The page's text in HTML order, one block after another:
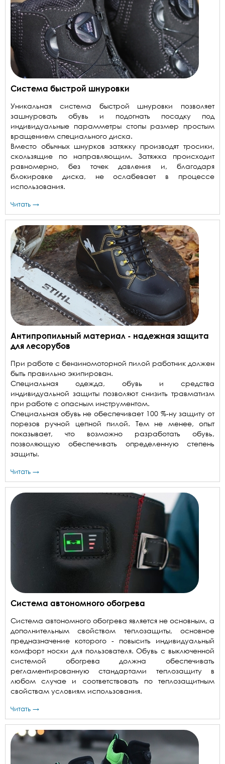
Система быстрой шнуровки
Уникальная система быстрой шнуровки позволяет
зашнуровать обувь и подогнать посадку под
индивидуальные парамметры стопы размер простым
вращением специального диска.
Вместо обычных шнурков затяжку производят тросики,
скользящие по направляющим. Затяжка происходит
равномерно, без точек давления и, благодаря
блокировке диска, не ослабевает в процессе
использования.
Читать →
Антипропильный материал - надежная защита
для лесорубов
При работе с бензиномоторной пилой работник должен
быть правильно экипирован.
Специальная одежда, обувь и средства
индивидуальной защиты позволяют снизить травматизм
при работе с опасным инструментом.
Специальная обувь не обеспечивает 100 %-ну защиту от
порезов ручной цепной пилой. Тем не менее, опыт
показывает, что возможно разработать обувь,
позволяющую обеспечивать определенную степень
защиты.
Читать →
Система автономного обогрева
Система автономного обогрева является не основным, а
дополнительным свойством теплозащиты, основное
предназначение которого - повысить индивидуальный
комфорт носки для пользователя. Обувь с выключенной
системой обогрева должна обеспечивать
регламентированную стандартами теплозащиту в
любом случае и соответствовать по теплозащитным
свойствам условиям использования.
Читать →